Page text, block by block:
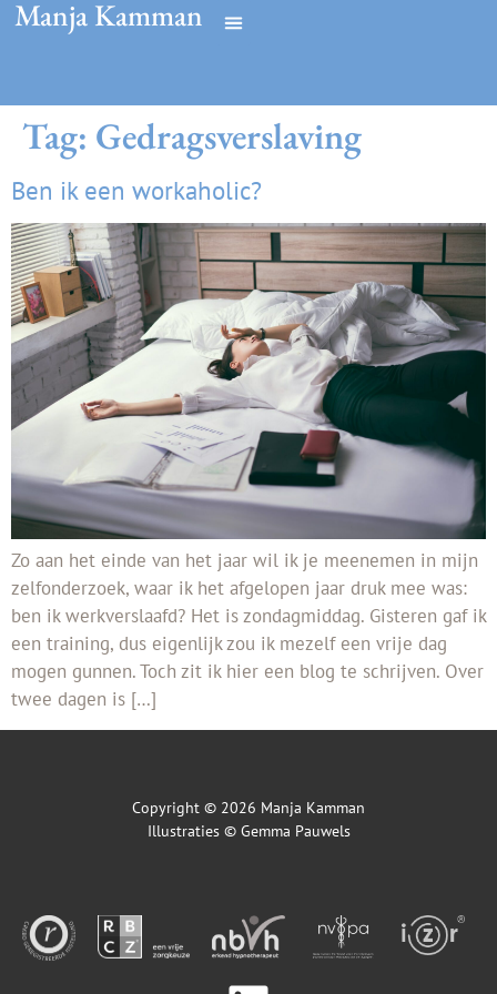
Manja Kamman
Tag: Gedragsverslaving
Ben ik een workaholic?
Zo aan het einde van het jaar wil ik je meenemen in mijn
zelfonderzoek, waar ik het afgelopen jaar druk mee was:
ben ik werkverslaafd? Het is zondagmiddag. Gisteren gaf ik
een training, dus eigenlijk zou ik mezelf een vrije dag
mogen gunnen. Toch zit ik hier een blog te schrijven. Over
twee dagen is […]
Copyright © 2026 Manja Kamman
Illustraties © Gemma Pauwels